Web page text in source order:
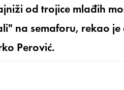
od trojice mlađih
na semaforu, rekao
Perović.